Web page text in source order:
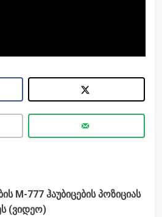
M-777 ჰაუბიცების პოზიციას
(ვიდეო)